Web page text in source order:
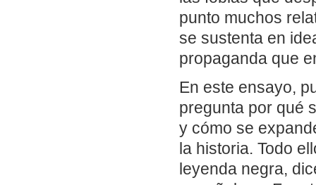
punto muchos
se sustenta en
propaganda que
En este ensayo,
pregunta por qué
y cómo se
la historia. Todo
leyenda negra,